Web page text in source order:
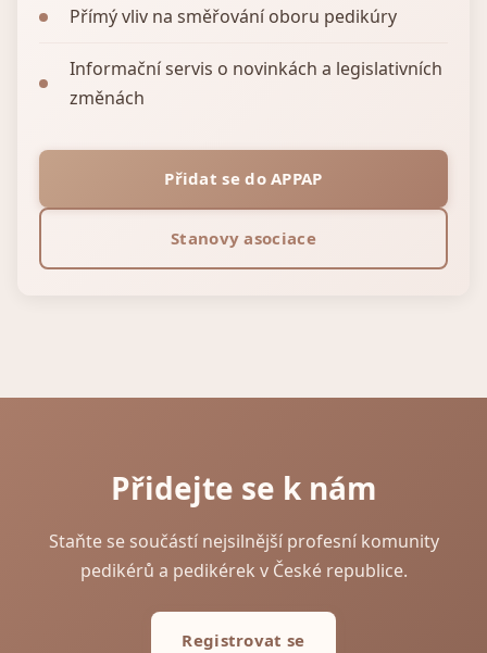
Přímý vliv na směřování oboru pedikúry
Informační servis o novinkách a legislativních
změnách
Přidat se do APPAP
Stanovy asociace
Přidejte se k nám
Staňte se součástí nejsilnější profesní komunity
pedikérů a pedikérek v České republice.
Registrovat se